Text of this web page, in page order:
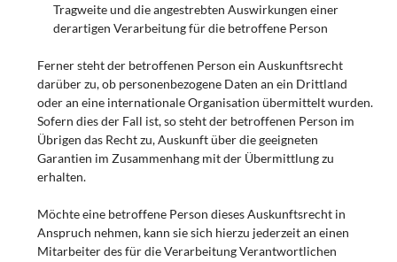
Tragweite und die angestrebten Auswirkungen einer
derartigen Verarbeitung für die betroffene Person
Ferner steht der betroffenen Person ein Auskunftsrecht
darüber zu, ob personenbezogene Daten an ein Drittland
oder an eine internationale Organisation übermittelt wurden.
Sofern dies der Fall ist, so steht der betroffenen Person im
Übrigen das Recht zu, Auskunft über die geeigneten
Garantien im Zusammenhang mit der Übermittlung zu
erhalten.
Möchte eine betroffene Person dieses Auskunftsrecht in
Anspruch nehmen, kann sie sich hierzu jederzeit an einen
Mitarbeiter des für die Verarbeitung Verantwortlichen